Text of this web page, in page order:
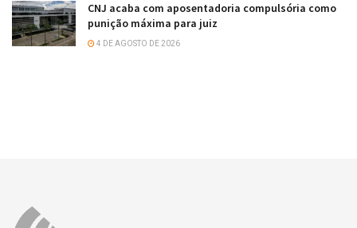
CNJ acaba com aposentadoria compulsória como
punição máxima para juiz
4 DE AGOSTO DE 2026